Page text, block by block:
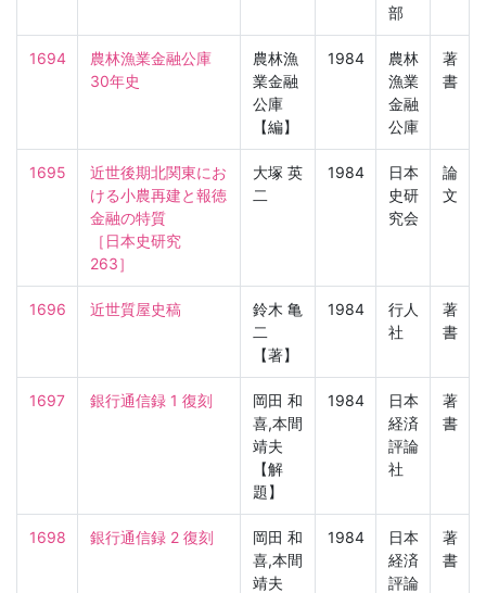
部
1694
農林漁業金融公庫
30年史
農林漁
業金融
公庫
【編】
1984
農林
漁業
金融
公庫
著
書
1695
近世後期北関東にお
ける小農再建と報徳
金融の特質
［日本史研究
263］
大塚 英
二
1984
日本
史研
究会
論
文
1696 近世質屋史稿
鈴木 亀
二
【著】
1984
行人
社
著
書
1697 銀行通信録 1 復刻
岡田 和
喜,本間
靖夫
【解
題】
1984
日本
経済
評論
社
著
書
1698 銀行通信録 2 復刻
岡田 和
喜,本間
靖夫
1984
日本
経済
評論
著
書